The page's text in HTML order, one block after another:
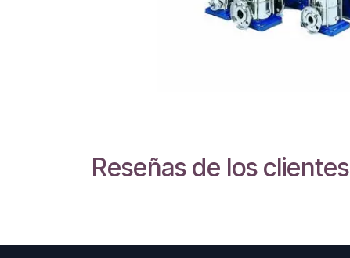
Reseñas de los clientes